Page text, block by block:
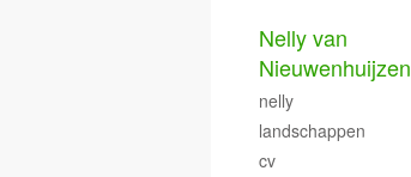
Nelly van
Nieuwenhuijzen
nelly
landschappen
cv